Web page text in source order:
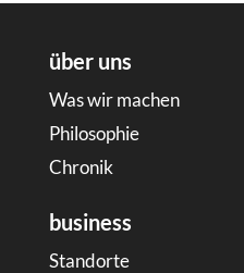
über uns
Was wir machen
Philosophie
Chronik
business
Standorte